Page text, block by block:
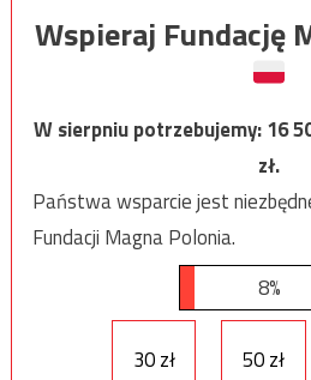
Wspieraj Fundację
W sierpniu potrzebujemy:16
zł.
Państwa wsparcie jest
Fundacji Magna Polonia.
8%
30 zł 50 zł